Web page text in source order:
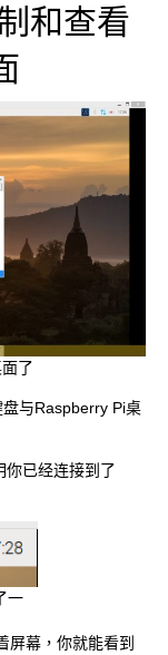
和查看
了
与Raspberry Pi桌
你已经连接到了
一
屏幕，你就能看到